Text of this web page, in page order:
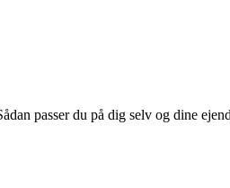
passer du på dig selv og dine